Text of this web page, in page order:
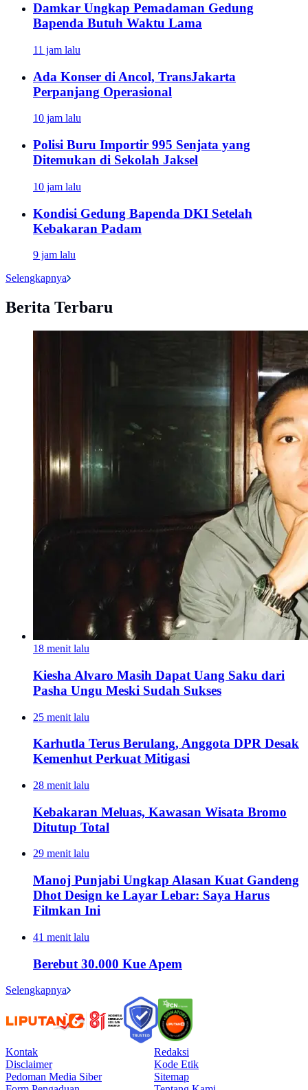
Damkar Ungkap Pemadaman Gedung
Bapenda Butuh Waktu Lama
11 jam lalu
Ada Konser di Ancol, TransJakarta
Perpanjang Operasional
10 jam lalu
Polisi Buru Importir 995 Senjata yang
Ditemukan di Sekolah Jaksel
10 jam lalu
Kondisi Gedung Bapenda DKI Setelah
Kebakaran Padam
9 jam lalu
Selengkapnya
Berita Terbaru
18 menit lalu
Kiesha Alvaro Masih Dapat Uang Saku dari
Pasha Ungu Meski Sudah Sukses
25 menit lalu
Karhutla Terus Berulang, Anggota DPR Desak
Kemenhut Perkuat Mitigasi
28 menit lalu
Kebakaran Meluas, Kawasan Wisata Bromo
Ditutup Total
29 menit lalu
Manoj Punjabi Ungkap Alasan Kuat Gandeng
Dhot Design ke Layar Lebar: Saya Harus
Filmkan Ini
41 menit lalu
Berebut 30.000 Kue Apem
Selengkapnya
Kontak
Redaksi
Disclaimer
Kode Etik
Pedoman Media Siber
Sitemap